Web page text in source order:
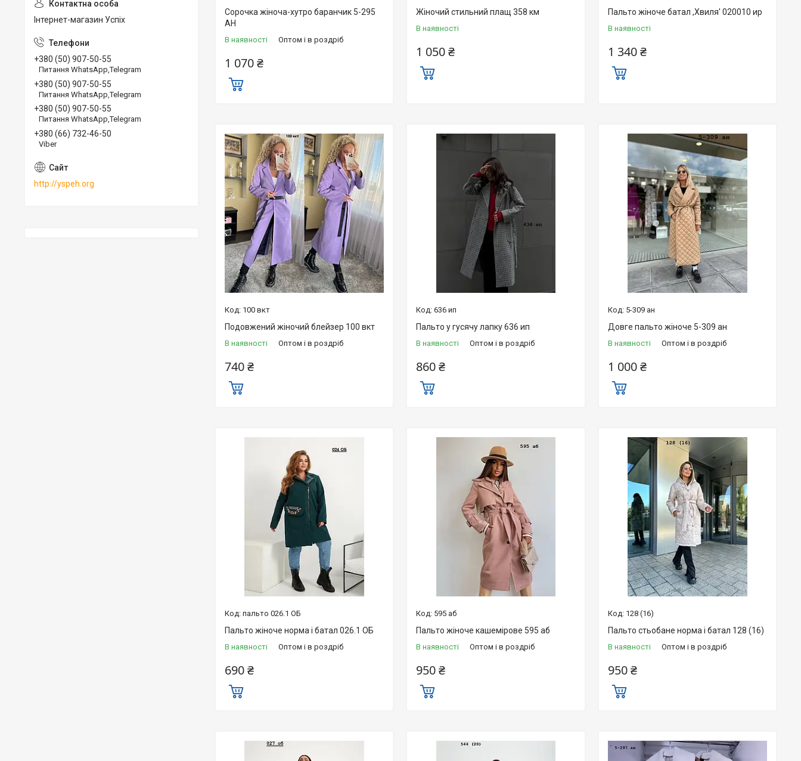
Сорочка жіноча-хутро баранчик 5-295
АН
В наявності Оптом і в роздріб
1 070 ₴
Жіночий стильний плащ 358 км
В наявності
1 050 ₴
Пальто жіноче батал ,Хвиля' 020010 ир
В наявності
1 340 ₴
100 вкт
Подовжений жіночий блейзер 100 вкт
В наявності Оптом і в роздріб
740 ₴
636 ип
Пальто у гусячу лапку 636 ип
В наявності Оптом і в роздріб
860 ₴
5-309 ан
Довге пальто жіноче 5-309 ан
В наявності Оптом і в роздріб
1 000 ₴
пальто 026.1 ОБ
Пальто жіноче норма і батал 026.1 ОБ
В наявності Оптом і в роздріб
690 ₴
595 аб
Пальто жіноче кашемірове 595 аб
В наявності Оптом і в роздріб
950 ₴
128 (16)
Пальто стьобане норма і батал 128 (16)
В наявності Оптом і в роздріб
950 ₴
Інтернет-магазин Успіх
+380 (50) 907-50-55
Питання WhatsApp,Telegram
+380 (50) 907-50-55
Питання WhatsApp,Telegram
+380 (50) 907-50-55
Питання WhatsApp,Telegram
+380 (66) 732-46-50
Viber
http://yspeh.org